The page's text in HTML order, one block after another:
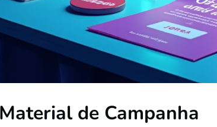
Material de Campanha